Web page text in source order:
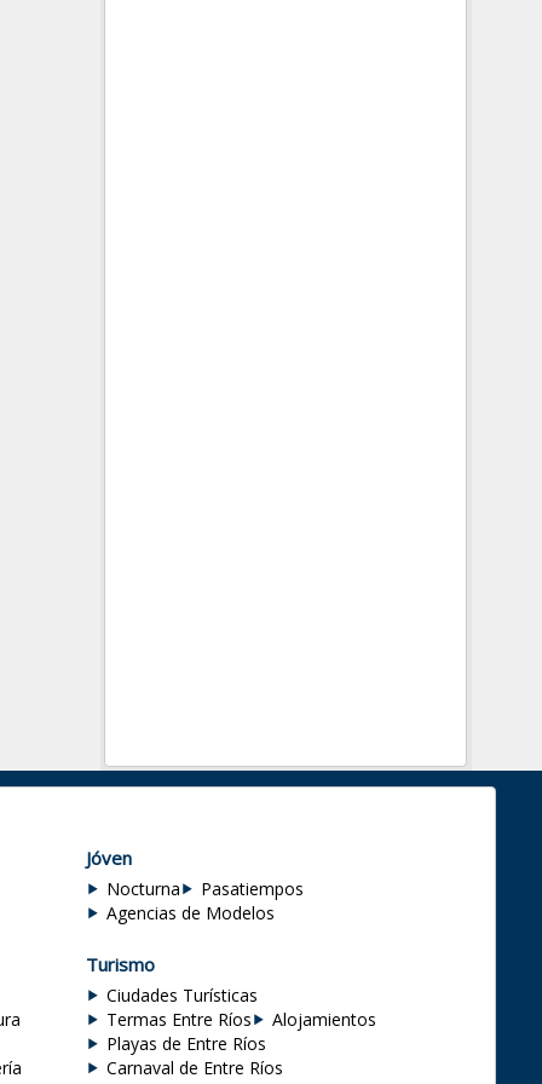
Jóven
Nocturna
Pasatiempos
Agencias de Modelos
Turismo
Ciudades Turísticas
Termas Entre Ríos
Alojamientos
Playas de Entre Ríos
Carnaval de Entre Ríos